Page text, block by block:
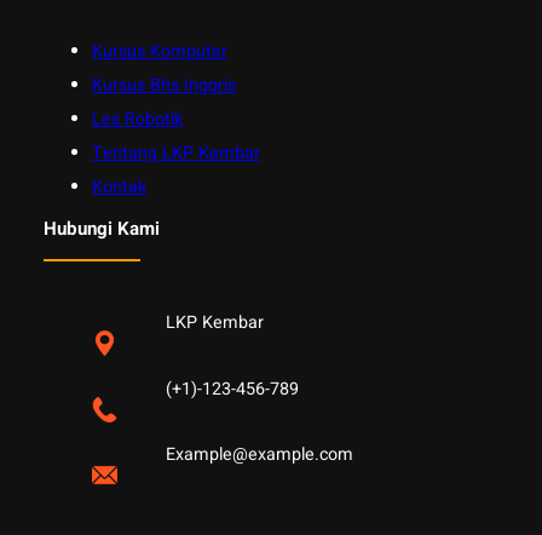
Kursus Komputer
Kursus Bhs Inggris
Les Robotik
Tentang LKP Kembar
Kontak
Hubungi Kami
LKP Kembar
(+1)-123-456-789
Example@example.com